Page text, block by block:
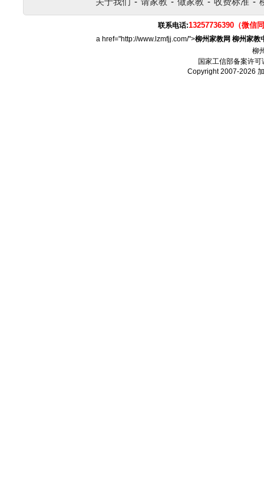
联系电话:13257736390（微信
a href="http://www.lzmfjj.com/">柳州家教网 柳州家教
柳
国家工信部备案许可
Copyright 2007-2026